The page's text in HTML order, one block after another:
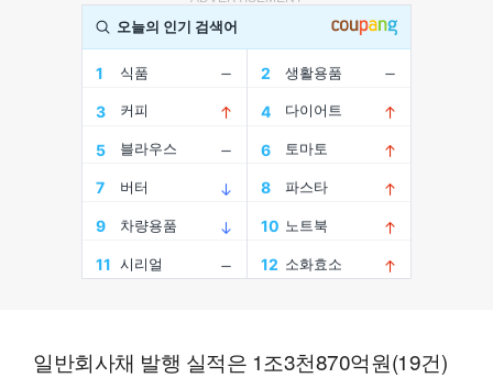
일반회사채 발행 실적은 1조3천870억원(19건)